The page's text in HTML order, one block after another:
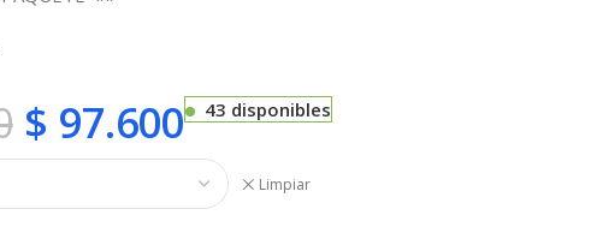
$ 97.600 43 disponibles
Limpiar